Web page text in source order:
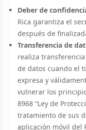
Deber de
Rica garantiza el
después de
Transferencia de
realiza
de datos cuando el
expresa y
vulnerar los
8968 “Ley de
tratamiento de sus
aplicación móvil del